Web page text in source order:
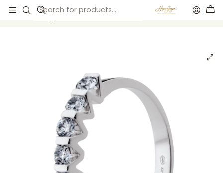
Inicio Anillos de compromiso Anillos de compromiso
Anillo de compromiso Oro blanco